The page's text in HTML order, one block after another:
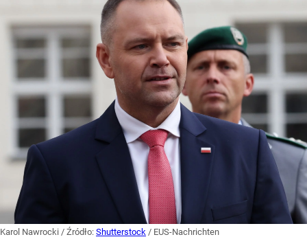
Karol Nawrocki / Źródło: Shutterstock / EUS-Nachrichten